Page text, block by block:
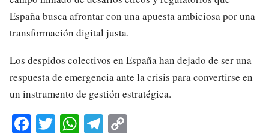
España busca afrontar con una apuesta ambiciosa por una
transformación digital justa.
Los despidos colectivos en España han dejado de ser una
respuesta de emergencia ante la crisis para convertirse en
un instrumento de gestión estratégica.
Fa T W Te